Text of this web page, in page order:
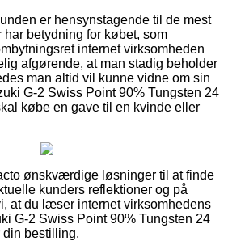
er hensynstagende til de mest
betydning for købet, som
internet virksomheden
afgørende, at man stadig beholder
man altid vil kunne vidne om sin
G-2 Swiss Point 90% Tungsten 24
købe en gave til en kvinde eller
ønskværdige løsninger til at finde
kunders reflektioner og på
at du læser internet virksomhedens
G-2 Swiss Point 90% Tungsten 24
bestilling.